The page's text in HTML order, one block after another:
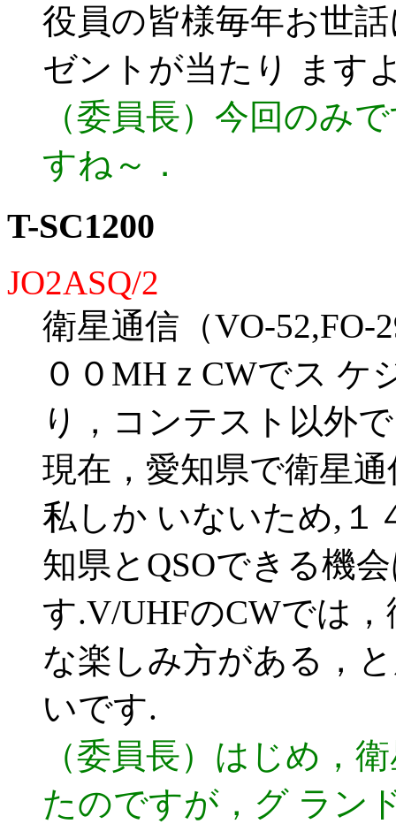
役員の皆様毎年お世
ゼントが当たり ます
（委員長）今回のみ
すね～．
T-SC1200
JO2ASQ/2
衛星通信（VO-52,FO-
００MHｚCWでス ケ
り，コンテスト以外
現在，愛知県で衛星
私しか いないため,１
知県とQSOできる機
す.V/UHFのCWでは
な楽しみ方がある，
いです.
（委員長）はじめ，
たのですが，グ ラン